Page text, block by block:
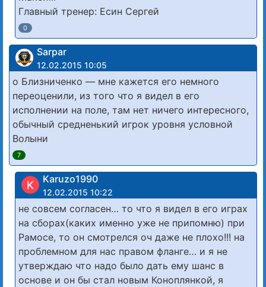
Главный тренер: Есин Сергей
0
Sarpar
12.02.2015 10:05
о Близниченко — мне кажется его немного
переоценили, из того что я видел в его
исполнении на поле, там нет ничего интересного,
обычный средненький игрок уровня условной
Волыни
7
K Karuzo1990
12.02.2015 10:22
не совсем согласен… то что я видел в его играх
на сборах(каких именно уже не припомню) при
Рамосе, то он смотрелся оч даже не плохо!!! на
проблемном для нас правом фланге… и я не
утверждаю что надо было дать ему шанс в
основе и он бы стал новым Коноплянкой, я